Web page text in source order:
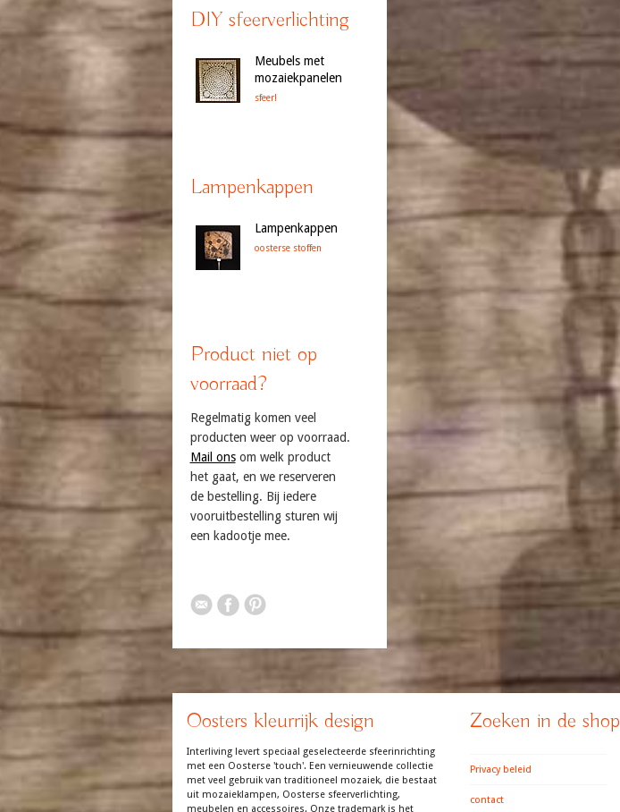
DIY sfeerverlichting
Meubels met
mozaiekpanelen
sfeer!
Lampenkappen
Lampenkappen
oosterse stoffen
Product niet op
voorraad?
Regelmatig komen veel
producten weer op voorraad.
Mail onsom welk product
het gaat, en we reserveren
de bestelling. Bij iedere
vooruitbestelling sturen wij
een kadootje mee.
Oosters kleurrijk design
Interliving levert speciaal geselecteerde sfeerinrichting
met een Oosterse 'touch'. Een vernieuwende collectie
met veel gebruik van traditioneel mozaiek, die bestaat
uit mozaieklampen, Oosterse sfeerverlichting,
meubelen en accessoires. Onze trademark is het
Zoeken in de shop
Privacy beleid
contact